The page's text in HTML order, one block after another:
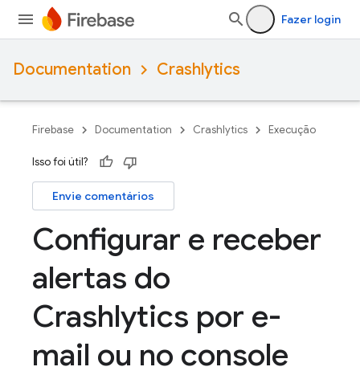
Fazer login
Documentation Crashlytics
Firebase Documentation Crashlytics Execução
Isso foi útil?
Envie comentários
Configurar e receber
alertas do
Crashlytics por e-
mail ou no console